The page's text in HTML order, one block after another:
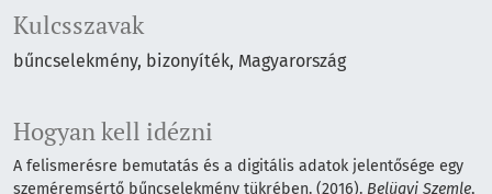
Kulcsszavak
bűncselekmény bizonyíték Magyarország
Hogyan kell idézni
A felismerésre bemutatás és a digitális adatok jelentősége egy
szeméremsértő bűncselekmény tükrében. (2016). Belügyi Szemle,